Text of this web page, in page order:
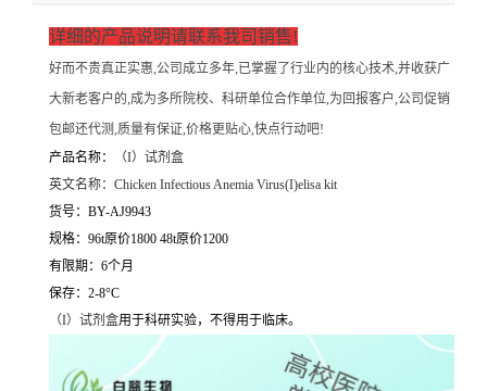
详细的产品说明请联系我司销售!
好而不贵真正实惠,公司成立多年,已掌握了行业内的核心技术,并收获广
大新老客户的,成为多所院校、科研单位合作单位,为回报客户,公司促销
包邮还代测,质量有保证,价格更贴心,快点行动吧!
产品名称：
（I）试剂盒
英文名称： Chicken Infectious Anemia Virus(I)elisa kit
货号：BY-AJ9943
规格：96t原价1800 48t原价1200
有限期：6个月
保存：2-8°C
（I）试剂盒用于科研实验，不得用于临床。